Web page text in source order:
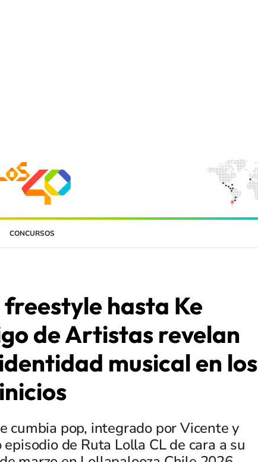
CONCURSOS
hasta Ke
de Artistas revelan
musical en los
inicios
cumbia pop, integrado por Vicente y
de Ruta Lolla CL de cara a su